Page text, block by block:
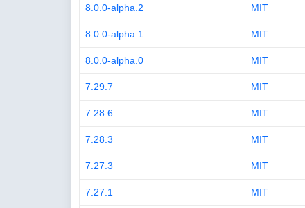
8.0.0-alpha.2 MIT
8.0.0-alpha.1 MIT
8.0.0-alpha.0 MIT
7.29.7 MIT
7.28.6 MIT
7.28.3 MIT
7.27.3 MIT
7.27.1 MIT